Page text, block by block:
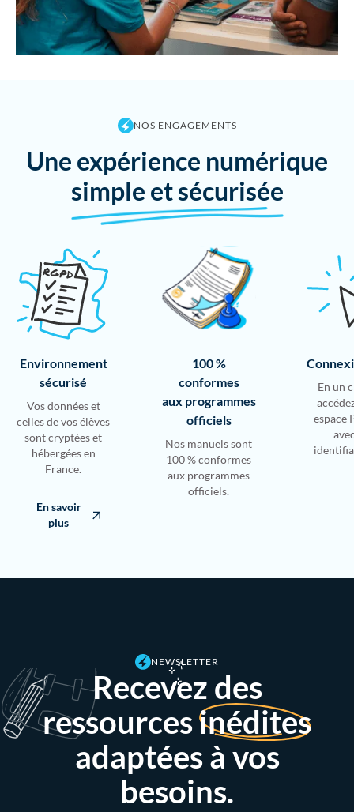
NOS ENGAGEMENTS
Une expérience numérique
simple et sécurisée
Environnement
sécurisé
Vos données et
celles de vos élèves
sont cryptées et
hébergées en
France.
En savoir
plus
100 %
conformes
aux programmes
officiels
Nos manuels sont
100 % conformes
aux programmes
officiels.
En un
espace
NEWSLETTER
Recevez des
ressourcesinédites
adaptées à vos
besoins.